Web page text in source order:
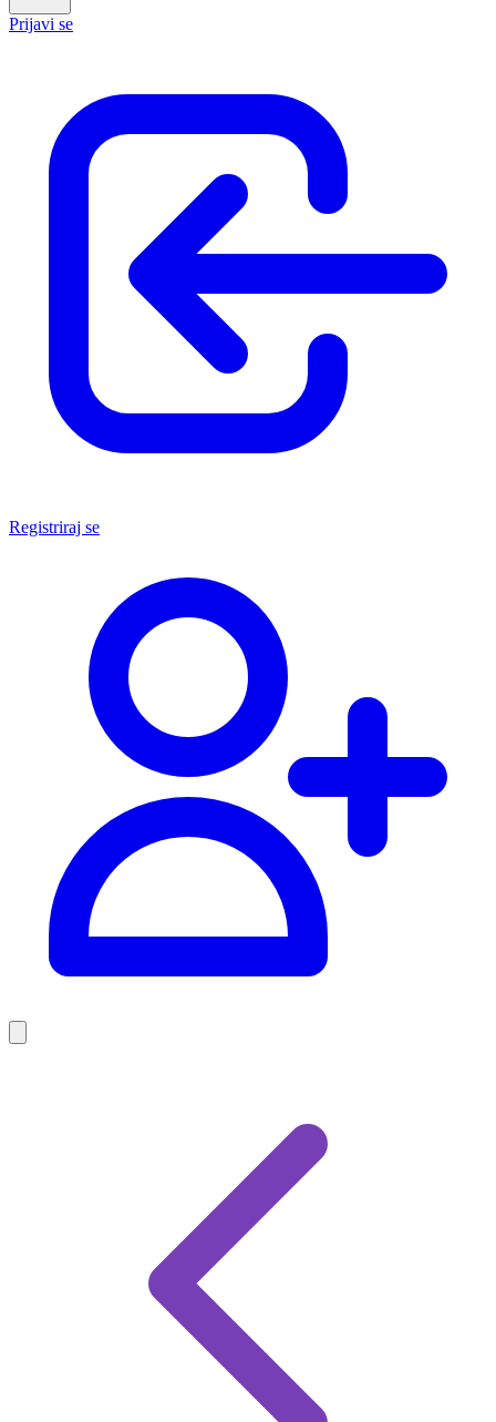
Prijavi se
Registriraj se